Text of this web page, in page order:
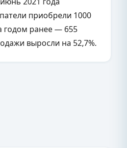
приобрели 1000
годом ранее — 655
выросли на 52,7%.